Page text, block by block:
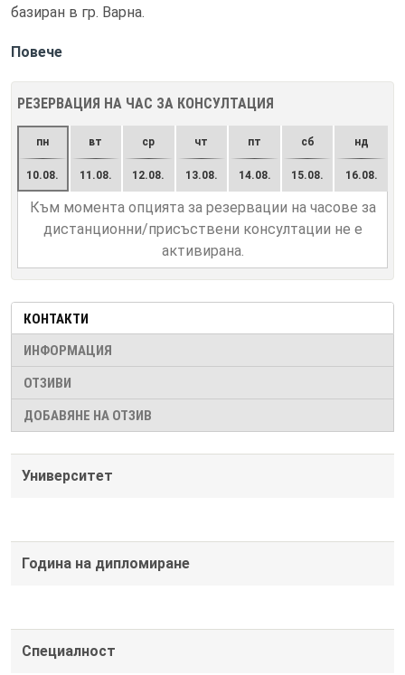
базиран в гр. Варна.
Повече
РЕЗЕРВАЦИЯ НА ЧАС ЗА КОНСУЛТАЦИЯ
пн
10.08.
вт
11.08.
ср
12.08.
чт
13.08.
пт
14.08.
сб
15.08.
нд
16.08.
Към момента опцията за резервации на часове за
дистанционни/присъствени консултации не е
активирана.
КОНТАКТИ
ИНФОРМАЦИЯ
ОТЗИВИ
ДОБАВЯНЕ НА ОТЗИВ
Университет
Година на дипломиране
Специалност